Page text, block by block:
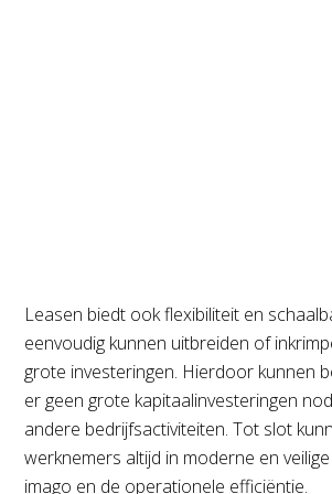
Leasen biedt ook flexibiliteit en
eenvoudig kunnen uitbreiden of
grote investeringen. Hierdoor kunnen
er geen grote kapitaalinvesteringen
andere bedrijfsactiviteiten. Tot slot
werknemers altijd in moderne en
imago en de operationele efficiëntie.